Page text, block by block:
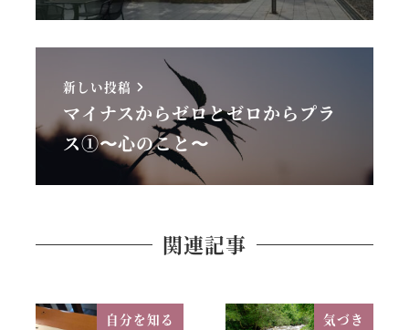
新しい投稿
マイナスからゼロとゼロからプラ
ス①〜心のこと〜
関連記事
自分を知る 気づき